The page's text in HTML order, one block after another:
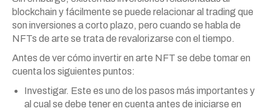
blockchain y fácilmente se puede relacionar al trading que
son inversiones a corto plazo, pero cuando se habla de
NFTs de arte se trata de revalorizarse con el tiempo.
Antes de ver cómo invertir en arte NFT se debe tomar en
cuenta los siguientes puntos:
Investigar. Este es uno de los pasos más importantes y
al cual se debe tener en cuenta antes de iniciarse en